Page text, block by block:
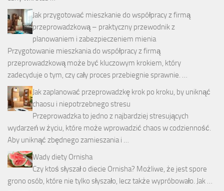
Jak przygotować mieszkanie do współpracy z firmą
przeprowadzkową – praktyczny przewodnik z
planowaniem i zabezpieczeniem mienia
Przygotowanie mieszkania do współpracy z firmą
przeprowadzkową może być kluczowym krokiem, który
zadecyduje o tym, czy cały proces przebiegnie sprawnie. …
Jak zaplanować przeprowadzkę krok po kroku, by uniknąć
chaosu i niepotrzebnego stresu
Przeprowadzka to jedno z najbardziej stresujących
wydarzeń w życiu, które może wprowadzić chaos w codzienność.
Aby uniknąć zbędnego zamieszania i …
Wady diety Ornisha
Czy ktoś słyszał o diecie Ornisha? Możliwe, że jest spore
grono osób, które nie tylko słyszało, lecz także wypróbowało. Jak …